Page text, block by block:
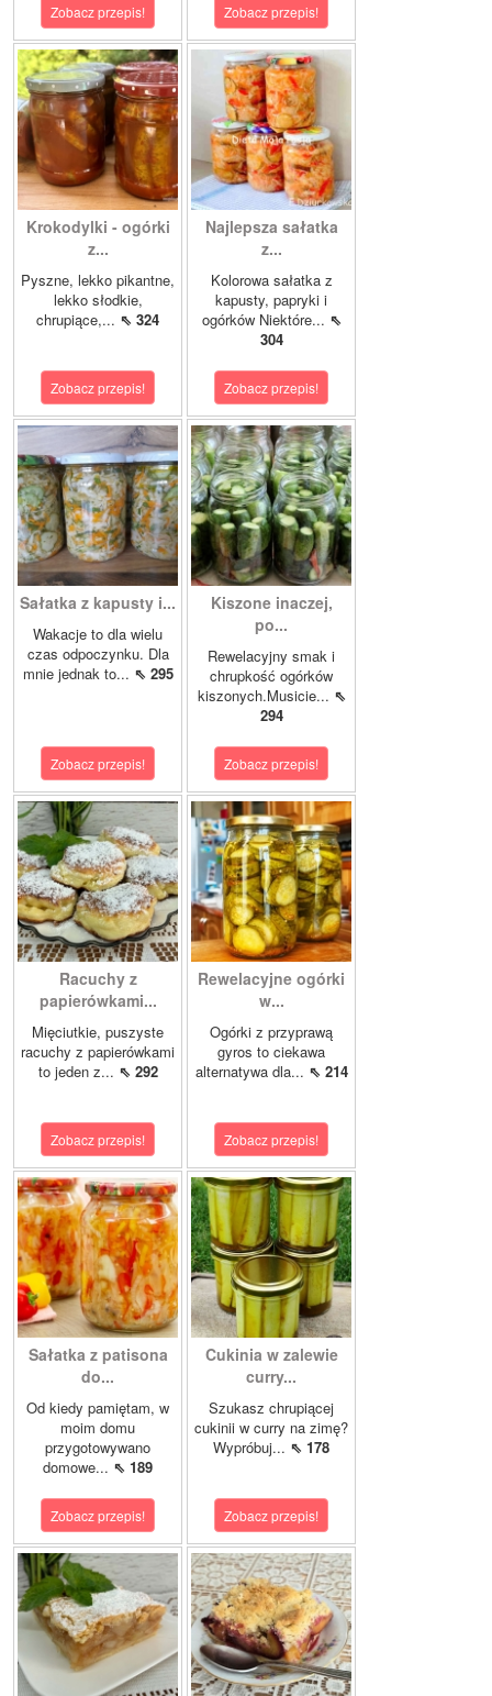
Zobacz przepis! Zobacz przepis!
Krokodylki - ogórki
z...
Pyszne, lekko pikantne,
lekko słodkie,
chrupiące,... ⇖ 324
Zobacz przepis!
Najlepsza sałatka
z...
Kolorowa sałatka z
kapusty, papryki i
ogórków Niektóre... ⇖
304
Zobacz przepis!
Sałatka z kapusty i...
Wakacje to dla wielu
czas odpoczynku. Dla
mnie jednak to... ⇖ 295
Zobacz przepis!
Kiszone inaczej,
po...
Rewelacyjny smak i
chrupkość ogórków
kiszonych.Musicie... ⇖
294
Zobacz przepis!
Racuchy z
papierówkami...
Mięciutkie, puszyste
racuchy z papierówkami
to jeden z... ⇖ 292
Zobacz przepis!
Rewelacyjne ogórki
w...
Ogórki z przyprawą
gyros to ciekawa
alternatywa dla... ⇖ 214
Zobacz przepis!
Sałatka z patisona
do...
Od kiedy pamiętam, w
moim domu
przygotowywano
domowe... ⇖ 189
Zobacz przepis!
Cukinia w zalewie
curry...
Szukasz chrupiącej
cukinii w curry na zimę?
Wypróbuj... ⇖ 178
Zobacz przepis!